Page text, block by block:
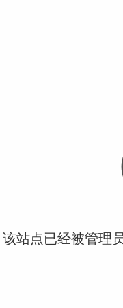
站点已经被管理